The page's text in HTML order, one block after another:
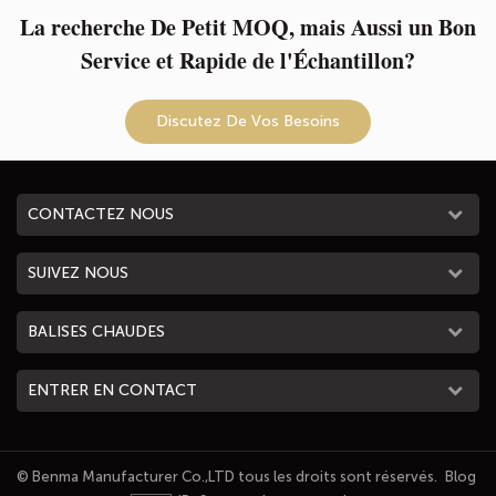
La recherche De Petit MOQ, mais Aussi un Bon
Service et Rapide de l'Échantillon?
Discutez De Vos Besoins
CONTACTEZ NOUS
SUIVEZ NOUS
BALISES CHAUDES
ENTRER EN CONTACT
© Benma Manufacturer Co.,LTD tous les droits sont réservés.
Blog